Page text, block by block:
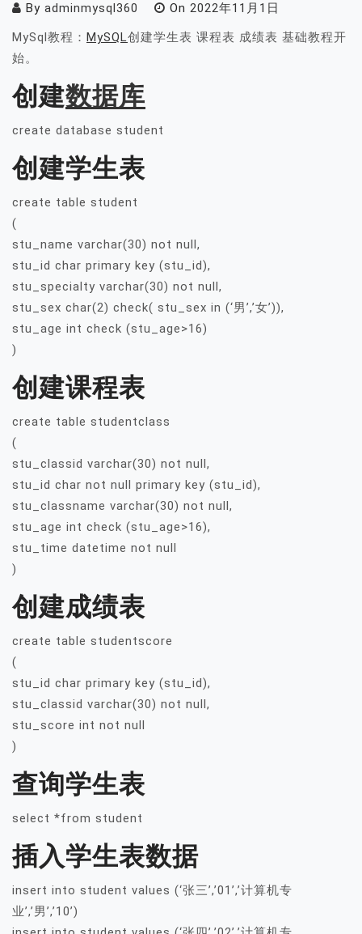
By adminmysql360 On 2022年11月1日
MySql教程： MySQL创建学生表 课程表 成绩表 基础教程开
始。
创建数据库
create database student
创建学生表
create table student
(
stu_name varchar(30) not null,
stu_id char primary key (stu_id),
stu_specialty varchar(30) not null,
stu_sex char(2) check( stu_sex in (‘男’,’女’)),
stu_age int check (stu_age>16)
)
创建课程表
create table studentclass
(
stu_classid varchar(30) not null,
stu_id char not null primary key (stu_id),
stu_classname varchar(30) not null,
stu_age int check (stu_age>16),
stu_time datetime not null
)
创建成绩表
create table studentscore
(
stu_id char primary key (stu_id),
stu_classid varchar(30) not null,
stu_score int not null
)
查询学生表
select *from student
插入学生表数据
insert into student values (‘张三’,’01’,’计算机专
业’,’男’,’10’)